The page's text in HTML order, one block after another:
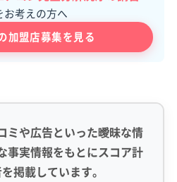
お考えの方へ
加盟店募集を見る
ミや広告といった曖昧な情
事実情報をもとにスコア計
掲載しています。